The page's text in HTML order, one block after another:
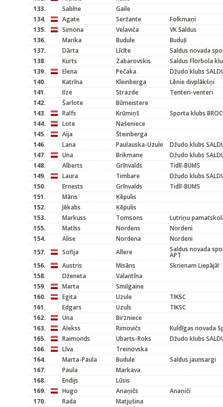
133.
Sabīne
Gaile
134.
Agate Seržante
Folkmaņi
135.
Simona Velaviča
VK Saldus
136.
Marika Budule
Buduļi
137.
Dārta Līcīte
Saldus novada
138.
Kurts Zabarovskis
Saldus Florbola
139.
Elena Pečaka
Džudo klubs
140.
Katrīna Kleinberga
Lēnie divplākšņi
141.
Ilze Strazde
Tenteri-venteri
142.
Šarlote
Būmeistere
143.
Ralfs Krūmiņš
Sporta klubs
144.
Lote
Našeniece
145.
Aija
Šteinberga
146.
Lana Paulauska-Uzule
Džudo klubs
147.
Una Brikmane
Džudo klubs
148.
Alberts Grīnvalds
Tidlī-BUMS
149.
Laura Timbare
Džudo klubs
150.
Ernests Grīnvalds
Tidlī-BUMS
151.
Māris
Ķēpulis
152.
Jēkabs
Ķēpulis
153.
Markuss Tomsons
Lutriņu
155.
Matīss Nordens
Nordeni
154.
Alise Nordena
Nordeni
157.
Sofija Allere Saldus novada
APT
156.
Austris Misāns
Skrienam Liepājā!
158.
Dženeta
Valantīna
159.
Marta
Smilgaine
160.
Egita Uzule
TIKSC
161.
Edgars Uzuls
TIKSC
162.
Una
Birzniece
163.
Alekss Rimovičs
Kuldīgas novada
165.
Raimonds Ubarts-Roks
Džudo klubs
166.
Līva
Treinovska
164.
Marta-Paula Budule
Saldus jaunsargi
167.
Paula
Markava
168.
Endijs
Lūsis
169.
Hugo Anaņičs
Anaņiči
170.
Rada
Matjušina